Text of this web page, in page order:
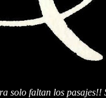
solo faltan los pasajes!!